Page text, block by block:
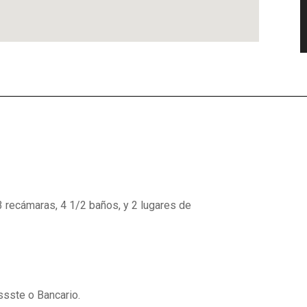
recámaras, 4 1/2 baños, y 2 lugares de
o Bancario.